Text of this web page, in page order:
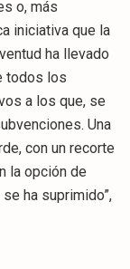
o, más
iniciativa que la
ha llevado
todos los
a los que, se
Una
con un recorte
la opción de
ha suprimido”,